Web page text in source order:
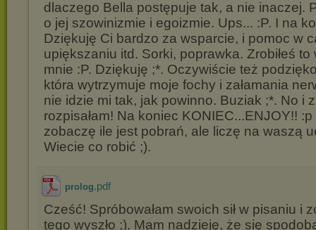
dlaczego Bella postępuje tak, a nie inaczej.
o jej szowinizmie i egoizmie. Ups... :P. I na
Dziękuję Ci bardzo za wsparcie, i pomoc w
upiększaniu itd. Sorki, poprawka. Zrobiłeś
mnie :P. Dziękuję ;*. Oczywiście też
która wytrzymuje moje fochy i załamania
nie idzie mi tak, jak powinno. Buziak ;*. No i
rozpisałam! Na koniec KONIEC...ENJOY!!
zobaczę ile jest pobrań, ale liczę na waszą
Wiecie co robić ;).
prolog.pdf
Cześć! Spróbowałam swoich sił w pisaniu i
tego wyszło ;). Mam nadzieję, że się